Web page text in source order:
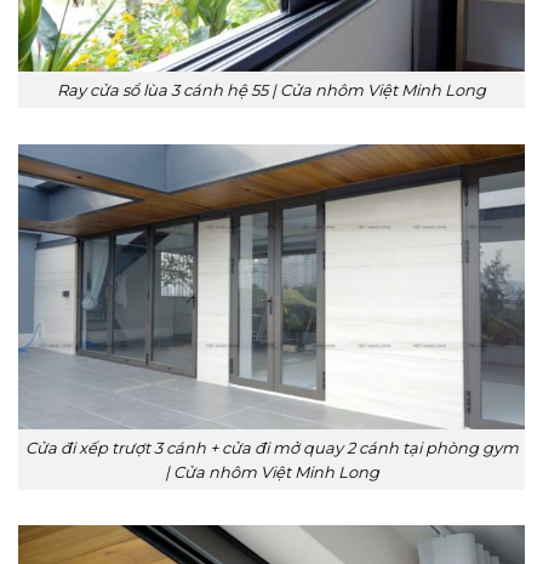
Ray cửa sổ lùa 3 cánh hệ 55 | Cửa nhôm Việt Minh Long
Cửa đi xếp trượt 3 cánh + cửa đi mở quay 2 cánh tại phòng gym
| Cửa nhôm Việt Minh Long